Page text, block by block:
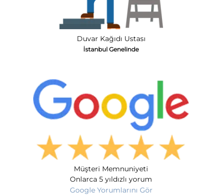
Duvar Kağıdı Ustası
İstanbul Genelinde
Müşteri Memnuniyeti
Onlarca 5 yıldızlı yorum
Google Yorumlarını Gör